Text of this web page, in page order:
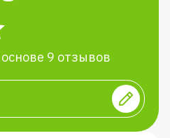
9 отзывов